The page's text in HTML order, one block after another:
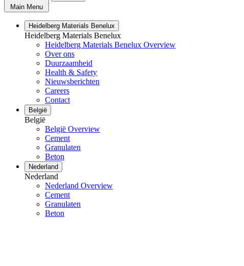
Main Menu
Heidelberg Materials Benelux
Heidelberg Materials Benelux
Heidelberg Materials Benelux Overview
Over ons
Duurzaamheid
Health & Safety
Nieuwsberichten
Careers
Contact
België
België
België Overview
Cement
Granulaten
Beton
Nederland
Nederland
Nederland Overview
Cement
Granulaten
Beton